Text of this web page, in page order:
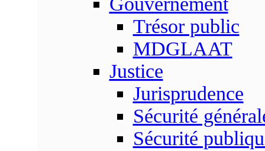
Trésor public
MDGLAAT
Justice
Jurisprudence
Sécurité
Sécurité